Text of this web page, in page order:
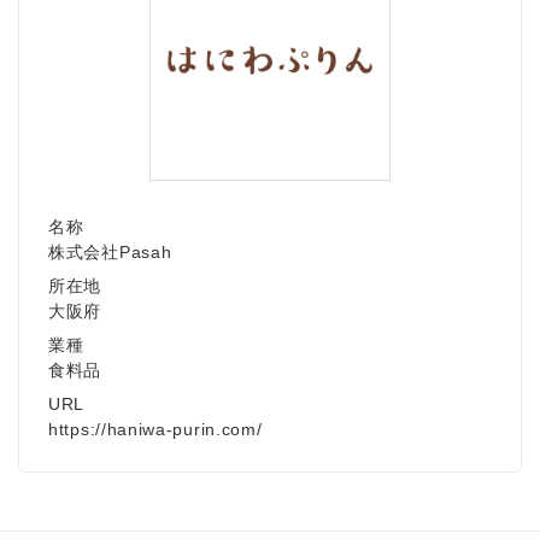
名称
株式会社Pasah
所在地
大阪府
業種
食料品
URL
https://haniwa-purin.com/